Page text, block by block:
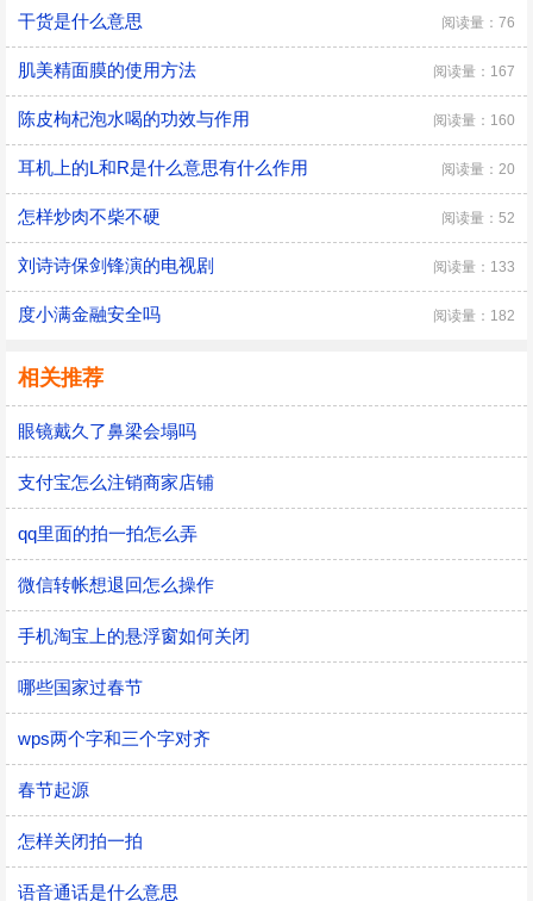
干货是什么意思 阅读量：76
肌美精面膜的使用方法 阅读量：167
陈皮枸杞泡水喝的功效与作用 阅读量：160
耳机上的L和R是什么意思有什么作用 阅读量：20
怎样炒肉不柴不硬 阅读量：52
刘诗诗保剑锋演的电视剧 阅读量：133
度小满金融安全吗 阅读量：182
相关推荐
眼镜戴久了鼻梁会塌吗
支付宝怎么注销商家店铺
qq里面的拍一拍怎么弄
微信转帐想退回怎么操作
手机淘宝上的悬浮窗如何关闭
哪些国家过春节
wps两个字和三个字对齐
春节起源
怎样关闭拍一拍
语音通话是什么意思